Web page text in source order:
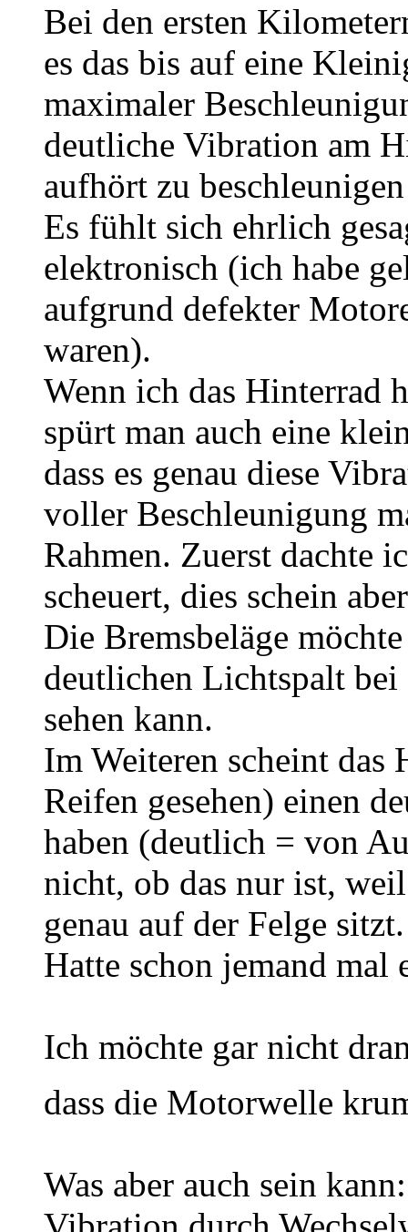
Bei den ersten
es das bis auf eine
maximaler
deutliche Vibration am
aufhört zu
Es fühlt sich ehrlich
elektronisch (ich habe
aufgrund defekter
waren).
Wenn ich das Hinterrad
spürt man auch eine
dass es genau diese
voller Beschleunigung
Rahmen. Zuerst dachte
scheuert, dies schein
Die Bremsbeläge
deutlichen Lichtspalt bei
sehen kann.
Im Weiteren scheint das
Reifen gesehen) einen
haben (deutlich = von
nicht, ob das nur ist,
genau auf der Felge sitzt.
Hatte schon jemand mal
Ich möchte gar nicht
dass die Motorwelle
Was aber auch sein